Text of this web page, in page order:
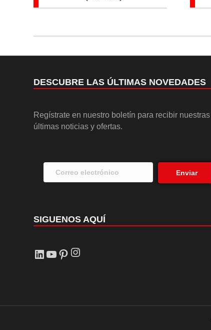
DESCUBRE LAS ÚLTIMAS NOVEDADES
Regístrate en nuestro boletín para recibir nuestras
últimas noticias y ofertas.
Enviar
SIGUENOS AQUÍ
LinkedIn
YouTube
Pinterest
Instagram